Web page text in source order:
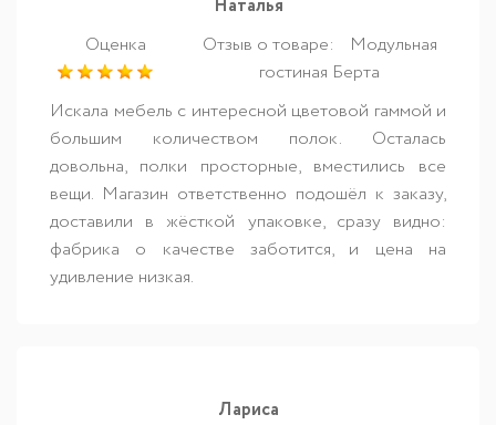
Наталья
Оценка
Отзыв о товаре:
Модульная
гостиная Берта
Искала мебель с интересной цветовой гаммой и
большим количеством полок. Осталась
довольна, полки просторные, вместились все
вещи. Магазин ответственно подошёл к заказу,
доставили в жёсткой упаковке, сразу видно:
фабрика о качестве заботится, и цена на
удивление низкая.
Лариса